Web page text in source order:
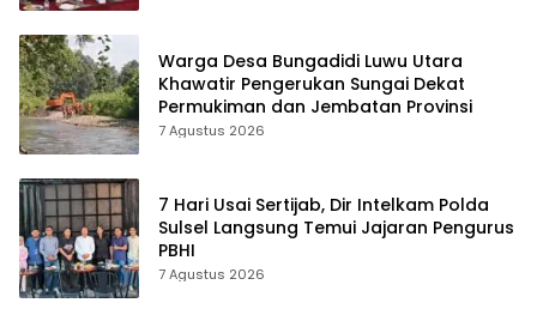
Warga Desa Bungadidi Luwu Utara
Khawatir Pengerukan Sungai Dekat
Permukiman dan Jembatan Provinsi
7 Agustus 2026
7 Hari Usai Sertijab, Dir Intelkam Polda
Sulsel Langsung Temui Jajaran Pengurus
PBHI
7 Agustus 2026